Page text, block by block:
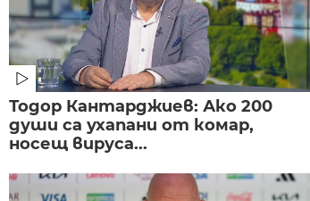
Тодор Кантарджиев: Ако 200
души са ухапани от комар,
носещ вируса...